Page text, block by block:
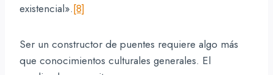
existencial».[8]
Ser un constructor de puentes requiere algo más
que conocimientos culturales generales. El